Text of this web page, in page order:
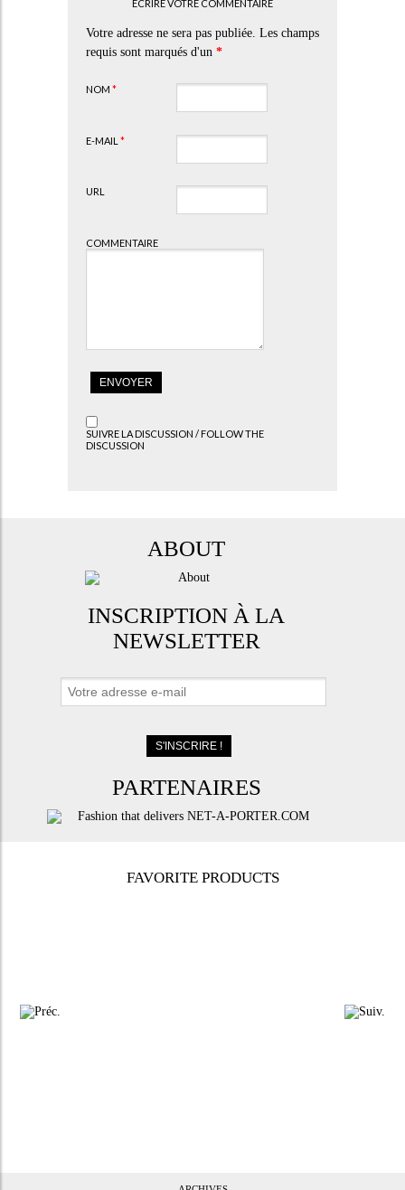
ECRIRE VOTRE COMMENTAIRE
Votre adresse ne sera pas publiée. Les champs
requis sont marqués d'un *
NOM *
E-MAIL *
URL
COMMENTAIRE
SUIVRE LA DISCUSSION / FOLLOW THE
DISCUSSION
ABOUT
INSCRIPTION À LA
NEWSLETTER
PARTENAIRES
FAVORITE PRODUCTS